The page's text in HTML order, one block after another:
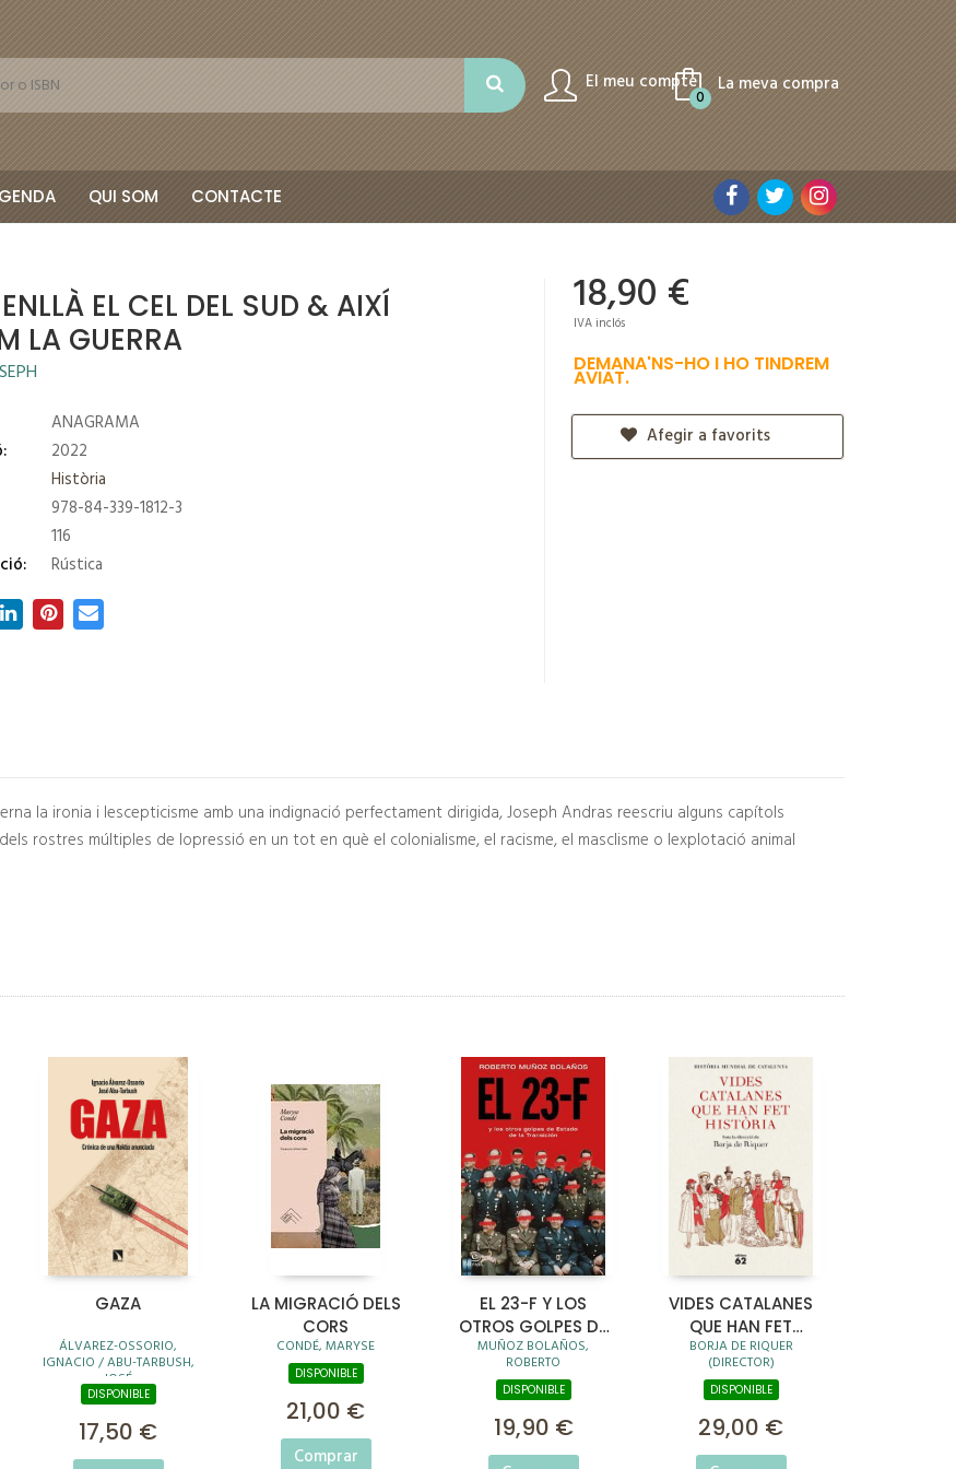
El meu compte La meva compra
0
QUI SOM CONTACTE
EL CEL DEL SUD & AIXÍ
LA GUERRA
ANAGRAMA
2022
Història
978-84-339-1812-3
116
Rústica
18,90 €
IVA inclós
DEMANA'NS-HO I HO TINDREM
AVIAT.
Afegir a favorits
la ironia i lescepticisme amb una indignació perfectament dirigida, Joseph Andras reescriu alguns capítols
rostres múltiples de lopressió en un tot en què el colonialisme, el racisme, el masclisme o lexplotació animal
GAZA
ÁLVAREZ-OSSORIO,
IGNACIO / ABU-TARBUSH,
JOSÉ
DISPONIBLE
17,50 €
LA MIGRACIÓ DELS
CORS
CONDÉ, MARYSE
DISPONIBLE
21,00 €
Comprar
EL 23-F Y LOS
OTROS GOLPES DE
ESTADO DE LA
TRANSICIÓN
MUÑOZ BOLAÑOS,
ROBERTO
DISPONIBLE
19,90 €
VIDES CATALANES
QUE HAN FET
HISTÒRIA
BORJA DE RIQUER
(DIRECTOR)
DISPONIBLE
29,00 €